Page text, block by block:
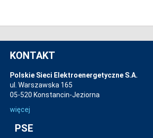
KONTAKT
Polskie Sieci Elektroenergetyczne S.A.
ul. Warszawska 165
05-520 Konstancin-Jeziorna
więcej
PSE